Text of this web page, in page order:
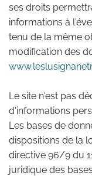
ses droits
informations à
tenu de la même
modification des
Le site n'est pas
d'informations
Les bases de
dispositions de la
directive 96/9 du
juridique des